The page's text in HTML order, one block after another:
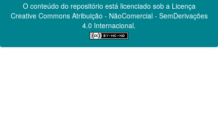
O conteúdo do repositório está licenciado sob a Licença
Creative CommonsAtribuição - NãoComercial - SemDerivações
4.0 Internacional.